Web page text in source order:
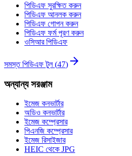
পিডিএফ সুরক্ষিত করুন
পিডিএফ আনলক করুন
পিডিএফ গোপন করুন
পিডিএফ ফর্ম পূরণ করুন
ওসিআর পিডিএফ
সমস্ত পিডিএফ টুল(47)
অন্যান্য সরঞ্জাম
ইমেজ কনভার্টার
অডিও কনভার্টার
ইমেজ কম্প্রেসার
পিএনজি কম্প্রেসার
ইমেজ রিসাইজার
HEIC থেকে JPG